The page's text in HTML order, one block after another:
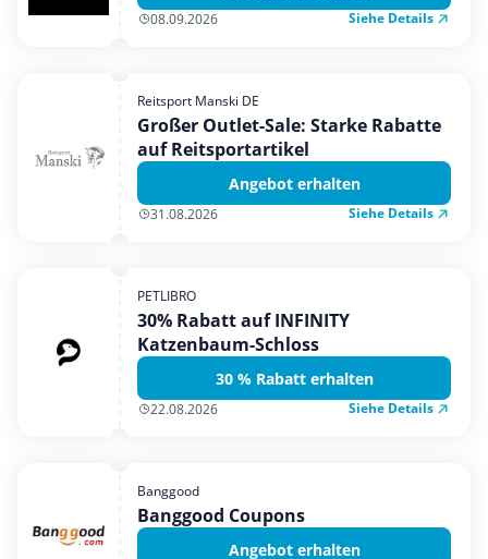
Shopping
Urlaub & Reise
08.09.2026 Siehe Details
Reitsport Manski DE
Großer Outlet-Sale: Starke Rabatte
auf Reitsportartikel
Angebot erhalten
31.08.2026 Siehe Details
PETLIBRO
30% Rabatt auf INFINITY
Katzenbaum-Schloss
30 % Rabatt erhalten
22.08.2026 Siehe Details
Banggood
Banggood Coupons
Angebot erhalten